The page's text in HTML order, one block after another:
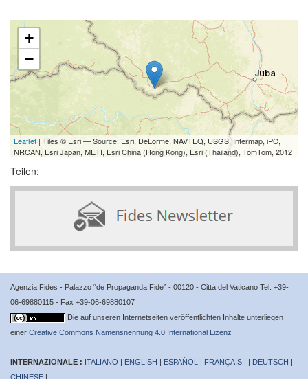
+
−
Leaflet | Tiles © Esri — Source: Esri, DeLorme, NAVTEQ, USGS, Intermap, iPC,
NRCAN, Esri Japan, METI, Esri China (Hong Kong), Esri (Thailand), TomTom, 2012
Teilen:
Agenzia Fides - Palazzo “de Propaganda Fide” - 00120 - Città del Vaticano Tel. +39-
06-69880115 - Fax +39-06-69880107
Die auf unseren Internetseiten veröffentlichten Inhalte unterliegen
einer Creative Commons Namensnennung 4.0 International Lizenz
INTERNAZIONALE : ITALIANO | ENGLISH | ESPAÑOL | FRANÇAIS | | DEUTSCH |
CHINESE |